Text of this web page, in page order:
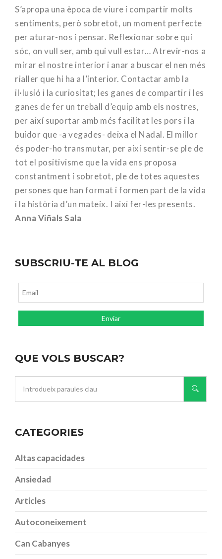
S’apropa una època de viure i compartir molts
sentiments, però sobretot, un moment perfecte
per aturar-nos i pensar. Reflexionar sobre qui
sóc, on vull ser, amb qui vull estar… Atrevir-nos a
mirar el nostre interior i anar a buscar el nen més
rialler que hi ha a l’interior. Contactar amb la
il·lusió i la curiositat; les ganes de compartir i les
ganes de fer un treball d’equip amb els nostres,
per així suportar amb més facilitat les pors i la
buidor que -a vegades- deixa el Nadal. El millor
és poder-ho transmutar, per així sentir-se ple de
tot el positivisme que la vida ens proposa
constantment i sobretot, ple de totes aquestes
persones que han format i formen part de la vida
i la història d’un mateix. I així fer-les presents.
Anna Viñals Sala
SUBSCRIU-TE AL BLOG
QUE VOLS BUSCAR?
CATEGORIES
Altas capacidades
Ansiedad
Articles
Autoconeixement
Can Cabanyes